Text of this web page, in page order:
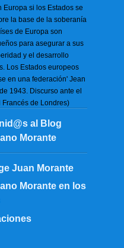
Europa si los Estados se
la base de la soberanía
de Europa son
para asegurar a sus
y el desarrollo
Los Estados europeos
en una federación' Jean
1943. Discurso ante el
de Londres)
al Blog
Morante
Juan Morante
Morante en los